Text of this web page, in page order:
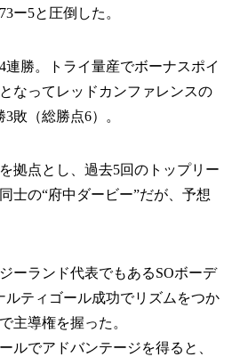
ー5と圧倒した。
勝。トライ量産でボーナスポイ
なってレッドカンファレンスの
敗（総勝点6）。
拠点とし、過去5回のトップリー
士の“府中ダービー”だが、予想
ーランド代表でもあるSOボーデ
ルティゴール成功でリズムをつか
主導権を握った。
ルでアドバンテージを得ると、